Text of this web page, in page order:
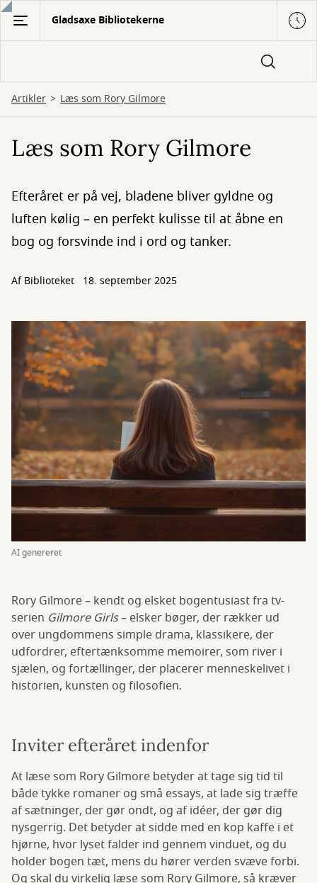
Gå
hovedindhold
Gladsaxe Bibliotekerne
Artikler Læs som Rory Gilmore
Læs som Rory Gilmore
Efteråret er på vej, bladene bliver gyldne og
luften kølig – en perfekt kulisse til at åbne en
bog og forsvinde ind i ord og tanker.
Af Biblioteket 18. september 2025
AI genereret
Rory Gilmore – kendt og elsket bogentusiast fra tv-
serien Gilmore Girls– elsker bøger, der rækker ud
over ungdommens simple drama, klassikere, der
udfordrer, eftertænksomme memoirer, som river i
sjælen, og fortællinger, der placerer menneskelivet i
historien, kunsten og filosofien.
Inviter efteråret indenfor
At læse som Rory Gilmore betyder at tage sig tid til
både tykke romaner og små essays, at lade sig træffe
af sætninger, der gør ondt, og af idéer, der gør dig
nysgerrig. Det betyder at sidde med en kop kaffe i et
hjørne, hvor lyset falder ind gennem vinduet, og du
holder bogen tæt, mens du hører verden svæve forbi.
Og skal du virkelig læse som Rory Gilmore, så kræver